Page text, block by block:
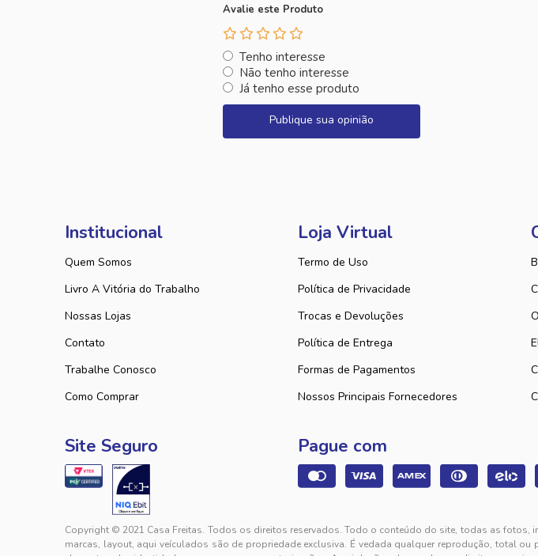
Avalie este Produto
Tenho interesse
Não tenho interesse
Já tenho esse produto
Publique sua opinião
Institucional
Quem Somos
Livro A Vitória do Trabalho
Nossas Lojas
Contato
Trabalhe Conosco
Como Comprar
Loja Virtual
Termo de Uso
Política de Privacidade
Trocas e Devoluções
Política de Entrega
Formas de Pagamentos
Nossos Principais Fornecedores
Site Seguro Pague com
Copyright © 2021 Casa Freitas. Todos os direitos reservados. Todo o conteúdo do site, todas as fotos,
marcas, layout, aqui veículados são de propriedade exclusiva. É vedada qualquer reprodução, total ou